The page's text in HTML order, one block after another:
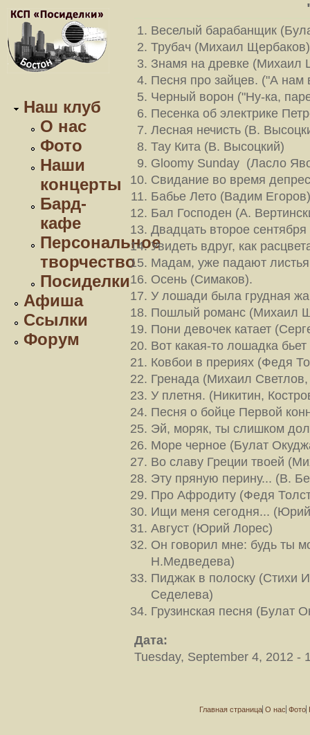
Наш клуб
О нас
Фото
Наши
концерты
Бард-
кафе
Персональное
творчество
Посиделки
Афиша
Ссылки
Форум
Веселый барабанщик
Трубач (Михаил Щербаков)
Знамя на древке (Михаил
Песня про зайцев. ("А нам
Черный ворон ("Ну-ка,
Песенка об электрике
Лесная нечисть (В.
Тау Кита (В. Высоцкий)
Gloomy Sunday (Ласло
Свидание во время
Бабье Лето (Вадим Егоров)
Бал Господен (А.
Двадцать второе
Увидеть вдруг, как
Мадам, уже падают
Осень (Симаков).
У лошади была грудная
Пошлый романс (Михаил
Пони девочек катает
Вот какая-то лошадка
Ковбои в прериях (Федя
Гренада (Михаил Светлов,
У плетня. (Никитин,
Песня о бойце Первой
Эй, моряк, ты слишком
Море черное (Булат
Во славу Греции твоей
Эту пряную перину... (В.
Про Афродиту (Федя
Ищи меня сегодня...
Август (Юрий Лорес)
Он говорил мне: будь ты
Н.Медведева)
Пиджак в полоску (Стихи
Седелева)
Грузинская песня (Булат
Дата:
Tuesday, September 4, 2012 -
Главная страница О нас Фото